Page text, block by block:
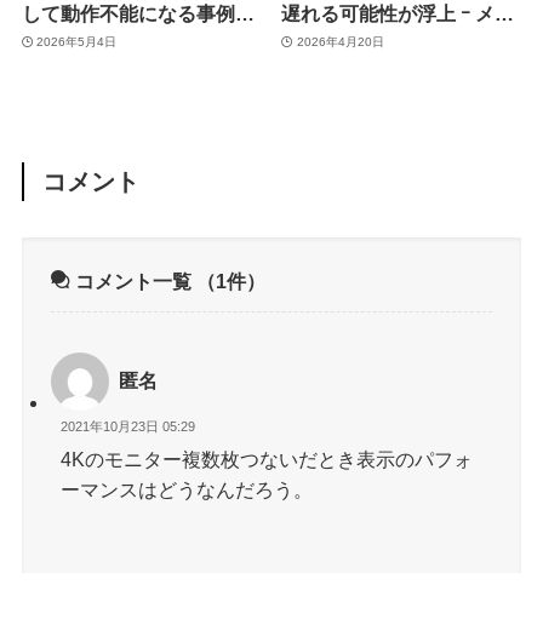
して動作不能になる事例が
報告される
2026年5月4日
遅れる可能性が浮上 ｰ メモ
リ供給不足が影響
2026年4月20日
コメント
コメント一覧 （1件）
匿名
2021年10月23日 05:29
4Kのモニター複数枚つないだとき表示のパフォ
ーマンスはどうなんだろう。